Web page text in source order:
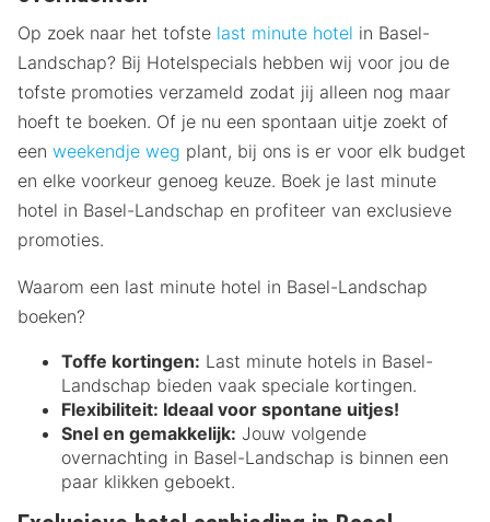
Op zoek naar het tofste last minute hotel in Basel-
Landschap? Bij Hotelspecials hebben wij voor jou de
tofste promoties verzameld zodat jij alleen nog maar
hoeft te boeken. Of je nu een spontaan uitje zoekt of
een weekendje weg plant, bij ons is er voor elk budget
en elke voorkeur genoeg keuze. Boek je last minute
hotel in Basel-Landschap en profiteer van exclusieve
promoties.
Waarom een last minute hotel in Basel-Landschap
boeken?
Toffe kortingen: Last minute hotels in Basel-
Landschap bieden vaak speciale kortingen.
Flexibiliteit: Ideaal voor spontane uitjes!
Snel en gemakkelijk: Jouw volgende
overnachting in Basel-Landschap is binnen een
paar klikken geboekt.